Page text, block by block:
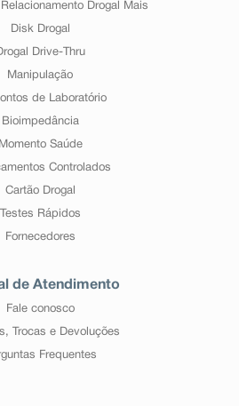
Drogal Mais
Disk Drogal
Drive-Thru
Manipulação
de Laboratório
Bioimpedância
Momento Saúde
Controlados
Cartão Drogal
Testes Rápidos
Fornecedores
de Atendimento
Fale conosco
Trocas e Devoluções
Frequentes